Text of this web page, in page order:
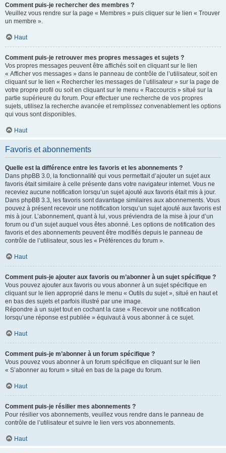
Comment puis-je rechercher des membres ?
Veuillez vous rendre sur la page « Membres » puis cliquer sur le lien « Trouver
un membre ».
Haut
Comment puis-je retrouver mes propres messages et sujets ?
Vos propres messages peuvent être affichés soit en cliquant sur le lien
« Afficher vos messages » dans le panneau de contrôle de l’utilisateur, soit en
cliquant sur le lien « Rechercher les messages de l’utilisateur » sur la page de
votre propre profil ou soit en cliquant sur le menu « Raccourcis » situé sur la
partie supérieure du forum. Pour effectuer une recherche de vos propres
sujets, utilisez la recherche avancée et remplissez convenablement les options
qui vous sont disponibles.
Haut
Favoris et abonnements
Quelle est la différence entre les favoris et les abonnements ?
Dans phpBB 3.0, la fonctionnalité qui vous permettait d’ajouter un sujet aux
favoris était similaire à celle présente dans votre navigateur internet. Vous ne
receviez aucune notification lorsqu’un sujet ajouté aux favoris était mis à jour.
Dans phpBB 3.3, les favoris sont davantage similaires aux abonnements. Vous
pouvez à présent recevoir une notification lorsqu’un sujet ajouté aux favoris est
mis à jour. L’abonnement, quant à lui, vous préviendra de la mise à jour d’un
forum ou d’un sujet auquel vous êtes abonné. Les options de notification des
favoris et des abonnements peuvent être modifiés depuis le panneau de
contrôle de l’utilisateur, sous les « Préférences du forum ».
Haut
Comment puis-je ajouter aux favoris ou m’abonner à un sujet spécifique ?
Vous pouvez ajouter aux favoris ou vous abonner à un sujet spécifique en
cliquant sur le lien approprié dans le menu « Outils du sujet », situé en haut et
en bas des sujets et parfois illustré par une image.
Répondre à un sujet tout en cochant la case « Recevoir une notification
lorsqu’une réponse est publiée » équivaut à vous abonner à ce sujet.
Haut
Comment puis-je m’abonner à un forum spécifique ?
Vous pouvez vous abonner à un forum spécifique en cliquant sur le lien
« S’abonner au forum » situé en bas de la page du forum.
Haut
Comment puis-je résilier mes abonnements ?
Pour résilier vos abonnements, veuillez vous rendre dans le panneau de
contrôle de l’utilisateur et suivre le lien vers vos abonnements.
Haut